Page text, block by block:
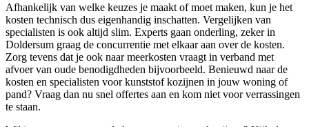
Afhankelijk van welke keuzes je maakt of moet maken, kun je het
kosten technisch dus eigenhandig inschatten. Vergelijken van
specialisten is ook altijd slim. Experts gaan onderling, zeker in
Doldersum graag de concurrentie met elkaar aan over de kosten.
Zorg tevens dat je ook naar meerkosten vraagt in verband met
afvoer van oude benodigdheden bijvoorbeeld. Benieuwd naar de
kosten en specialisten voor kunststof kozijnen in jouw woning of
pand? Vraag dan nu snel offertes aan en kom niet voor verrassingen
te staan.